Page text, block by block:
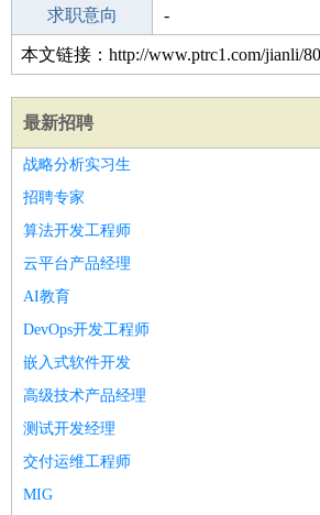
外语水平
求职意向 -
本文链接：http://www.ptrc1.com/jianli/
最新招聘
战略分析实习生
招聘专家
算法开发工程师
云平台产品经理
AI教育
DevOps开发工程师
嵌入式软件开发
高级技术产品经理
测试开发经理
交付运维工程师
MIG